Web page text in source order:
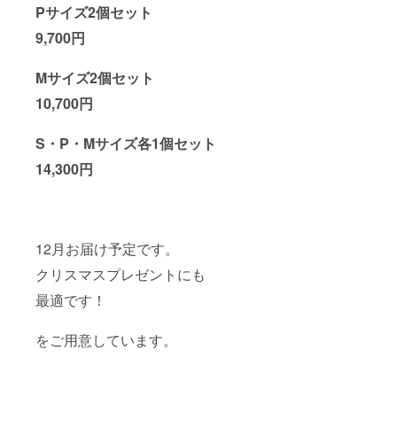
Pサイズ2個セット
9,700円
Mサイズ2個セット
10,700円
S・P・Mサイズ各1個セット
14,300円
12月お届け予定です。
クリスマスプレゼントにも
最適です！
をご用意しています。